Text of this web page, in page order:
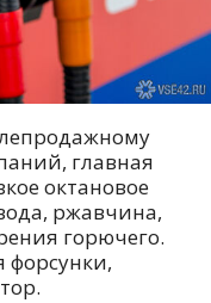
главная
октановое
ржавчина,
горючего.
форсунки,